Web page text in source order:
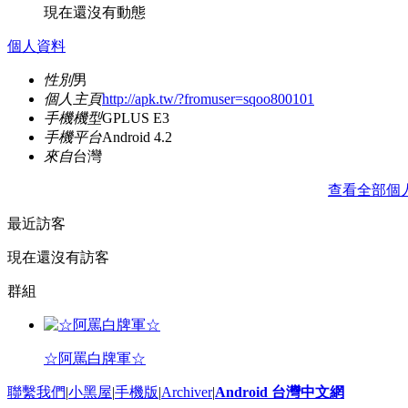
現在還沒有動態
個人資料
性別男
個人主頁http://apk.tw/?fromuser=sqoo800101
手機機型GPLUS E3
手機平台Android 4.2
來自台灣
查看全部個
最近訪客
現在還沒有訪客
群組
☆阿罵白牌軍☆
聯繫我們|小黑屋|手機版|Archiver|Android 台灣中文網